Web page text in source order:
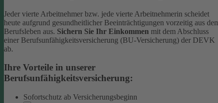
Jeder vierte Arbeitnehmer bzw. jede vierte Arbeitnehmerin scheidet
heute aufgrund gesundheitlicher Beeinträchtigungen vorzeitig aus
Berufsleben aus. Sichern Sie Ihr Einkommen mit dem Abschluss
einer Berufsunfähigkeitsversicherung (BU-Versicherung) der DEVK
ab.
Ihre Vorteile in unserer
Berufsunfähigkeitsversicherung:
Sofortschutz ab Versicherungsbeginn